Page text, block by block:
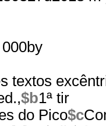
textos
$b1ª tir
do Pico$c